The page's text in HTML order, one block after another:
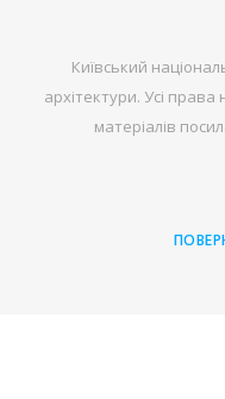
Київський
архітектури. Усі
матеріалів